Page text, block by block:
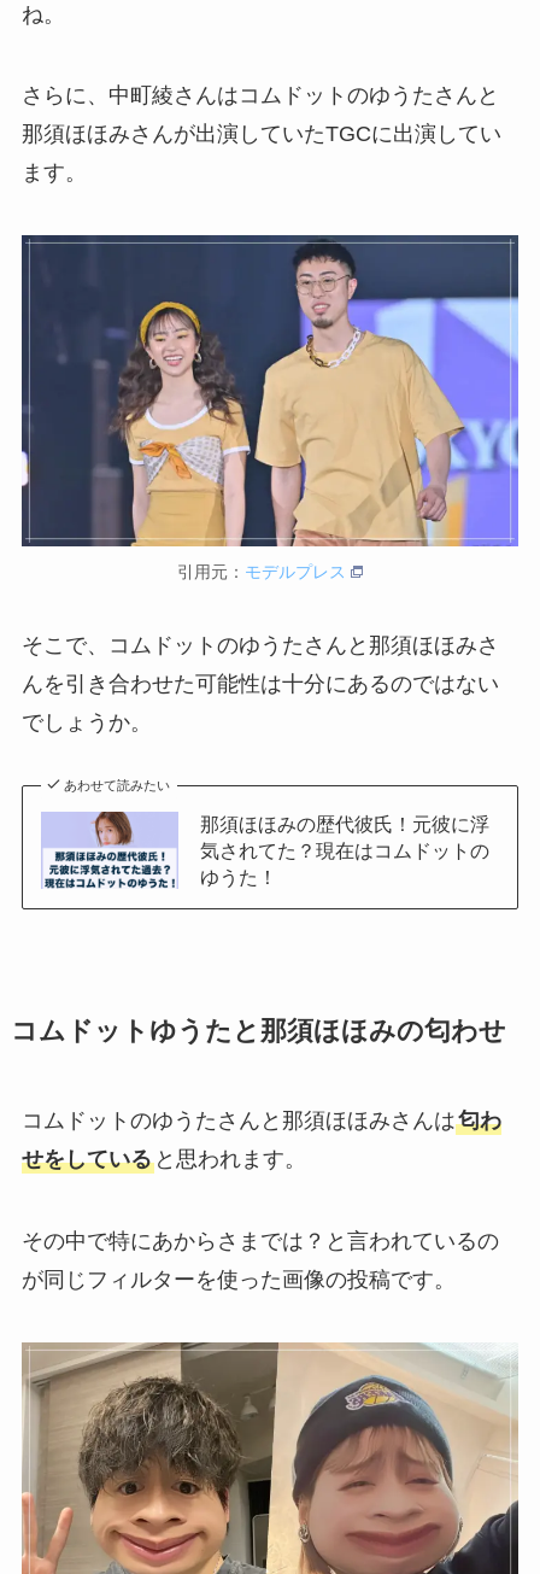
ね。
さらに、中町綾さんはコムドットのゆうたさんと
那須ほほみさんが出演していたTGCに出演してい
ます。
引用元： モデルプレス
そこで、コムドットのゆうたさんと那須ほほみさ
んを引き合わせた可能性は十分にあるのではない
でしょうか。
あわせて読みたい
那須ほほみの歴代彼氏！元彼に浮
気されてた？現在はコムドットの
ゆうた！
コムドットゆうたと那須ほほみの匂わせ
コムドットのゆうたさんと那須ほほみさんは匂わ
せをしていると思われます。
その中で特にあからさまでは？と言われているの
が同じフィルターを使った画像の投稿です。